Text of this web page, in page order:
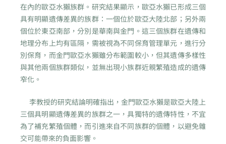
在內的歐亞水獺族群。研究結果顯示，歐亞水獺已形成三個
具有明顯遺傳差異的族群：一個位於歐亞大陸北部；另外兩
個位於東亞南部，分別是華南與金門。這三個族群在遺傳和
地理分布上均有區隔，需被視為不同保育管理單元，進行分
別保育，而金門歐亞水獺雖分布範圍較小，但其遺傳多樣性
與其他兩個族群類似，並無出現小族群近親繁殖造成的遺傳
窄化。
李教授的研究結論明確指出，金門歐亞水獺是歐亞大陸上
三個具明顯遺傳差異的族群之一，具獨特的遺傳特性，不宜
為了補充繁殖個體，而引進來自不同族群的個體，以避免雜
交可能帶來的負面影響。